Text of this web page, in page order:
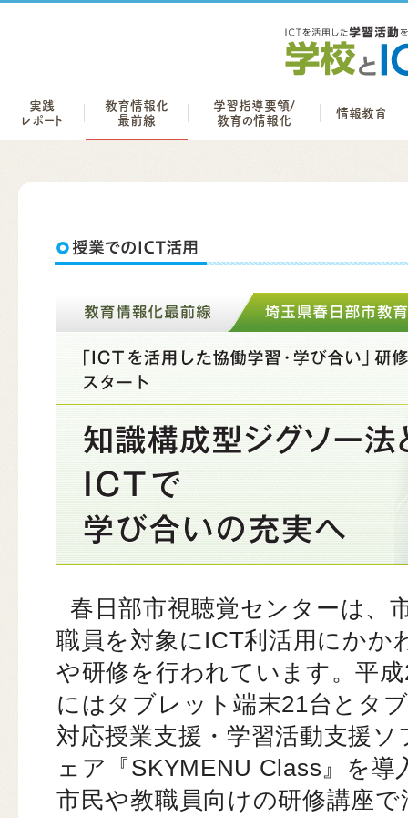
実践
レポート
教育情報化
最前線
学習指導要領/
教育の情報化
情報教育
春日部市視聴覚センターは、
職員を対象にICT利活用にかか
や研修を行われています。平
にはタブレット端末21台とタ
対応授業支援・学習活動支援ソ
ェア『SKYMENU Class』を導
市民や教職員向けの研修講座で